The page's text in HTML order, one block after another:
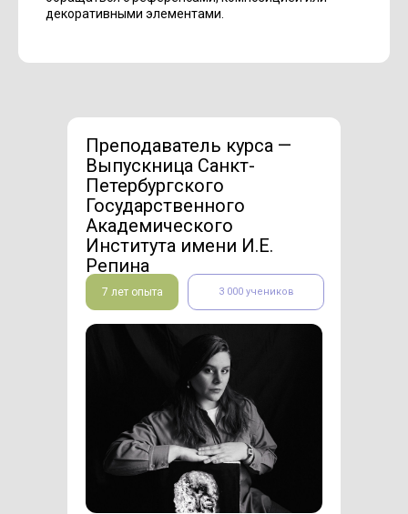
декоративными элементами.
Преподаватель курса —
Выпускница Санкт-
Петербургского
Государственного
Академического
Института имени И.Е.
Репина
3 000 учеников
7 лет опыта